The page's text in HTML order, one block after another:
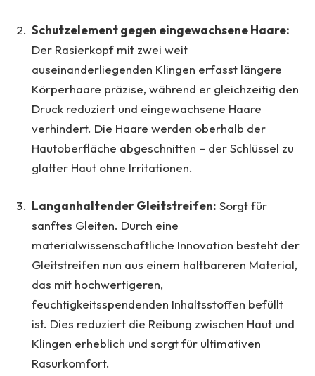
Schutzelement gegen eingewachsene Haare:
Der Rasierkopf mit zwei weit
auseinanderliegenden Klingen erfasst längere
Körperhaare präzise, während er gleichzeitig den
Druck reduziert und eingewachsene Haare
verhindert. Die Haare werden oberhalb der
Hautoberfläche abgeschnitten – der Schlüssel zu
glatter Haut ohne Irritationen.
Langanhaltender Gleitstreifen: Sorgt für
sanftes Gleiten. Durch eine
materialwissenschaftliche Innovation besteht der
Gleitstreifen nun aus einem haltbareren Material,
das mit hochwertigeren,
feuchtigkeitsspendenden Inhaltsstoffen befüllt
ist. Dies reduziert die Reibung zwischen Haut und
Klingen erheblich und sorgt für ultimativen
Rasurkomfort.